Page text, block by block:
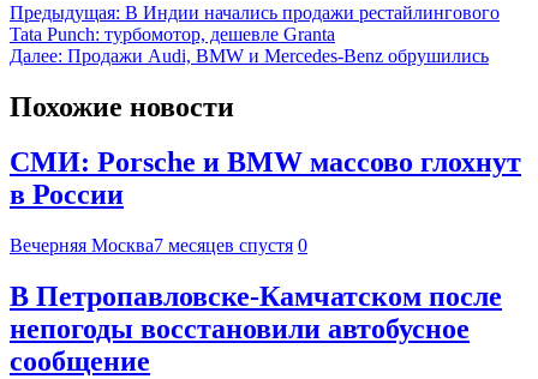
Предыдущая: В Индии начались продажи рестайлингового
Tata Punch: турбомотор, дешевле Granta
Далее: Продажи Audi, BMW и Mercedes-Benz обрушились
Похожие новости
СМИ: Porsche и BMW массово глохнут
в России
Вечерняя Москва7 месяцев спустя 0
В Петропавловске-Камчатском после
непогоды восстановили автобусное
сообщение